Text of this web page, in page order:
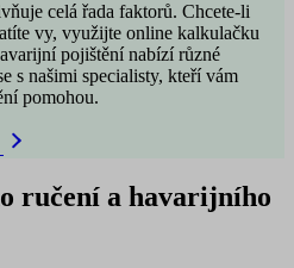
celá řada faktorů. Chcete-li
vy, využijte online kalkulačku
pojištění nabízí různé
s našimi specialisty, kteří vám
pomohou.
ručení a havarijního